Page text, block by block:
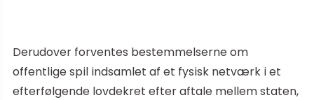
Derudover forventes bestemmelserne om
offentlige spil indsamlet af et fysisk netværk i et
efterfølgende lovdekret efter aftale mellem staten,